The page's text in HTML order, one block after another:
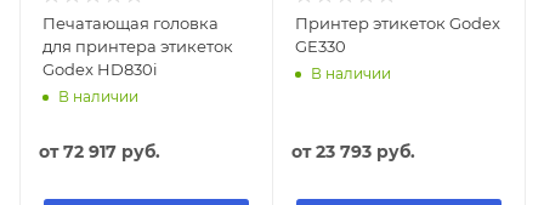
Печатающая головка
для принтера этикеток
Godex HD830i
В наличии
от72 917 руб.
Принтер этикеток Godex
GE330
В наличии
от23 793 руб.